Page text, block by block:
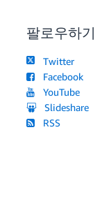
팔로우하기
Twitter
Facebook
YouTube
Slideshare
RSS